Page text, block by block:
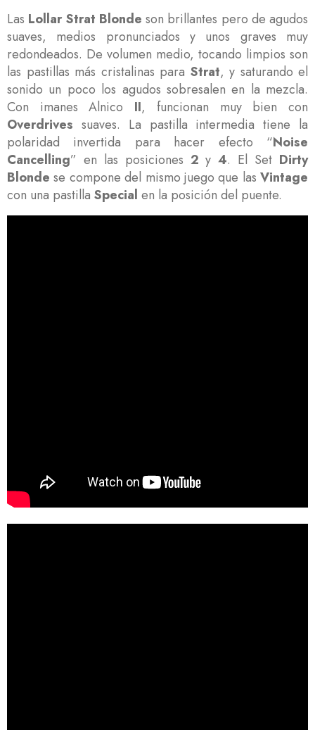
Las Lollar Strat Blonde son brillantes pero de agudos
suaves, medios pronunciados y unos graves muy
redondeados. De volumen medio, tocando limpios son
las pastillas más cristalinas para Strat, y saturando el
sonido un poco los agudos sobresalen en la mezcla.
Con imanes Alnico II, funcionan muy bien con
Overdrives suaves. La pastilla intermedia tiene la
polaridad invertida para hacer efecto “Noise
Cancelling” en las posiciones 2 y4. El Set Dirty
Blonde se compone del mismo juego que las Vintage
con una pastilla Special en la posición del puente.